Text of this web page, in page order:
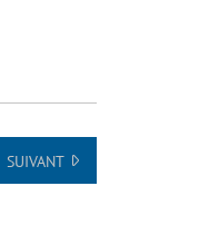
SUIVANT